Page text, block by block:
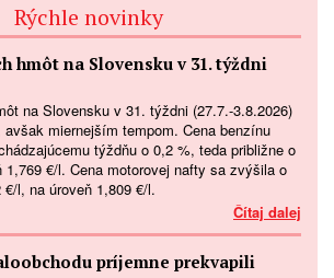
Rýchle novinky
hmôt na Slovensku v 31. týždni
na Slovensku v 31. týždni (27.7.-3.8.2026)
miernejším tempom. Cena benzínu
týždňu o 0,2 %, teda približne o
1,769 €/l. Cena motorovej nafty sa zvýšila o
l, na úroveň 1,809 €/l.
Čítaj dalej
príjemne prekvapili